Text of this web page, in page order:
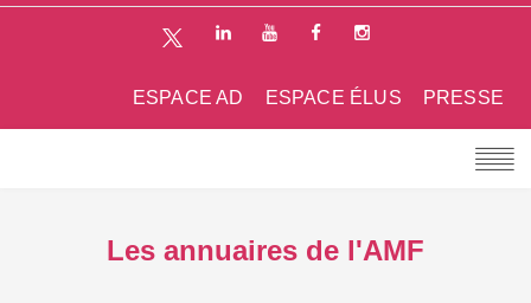
PRESSE
ESPACE ÉLUS
ESPACE AD
Les annuaires de l'AMF